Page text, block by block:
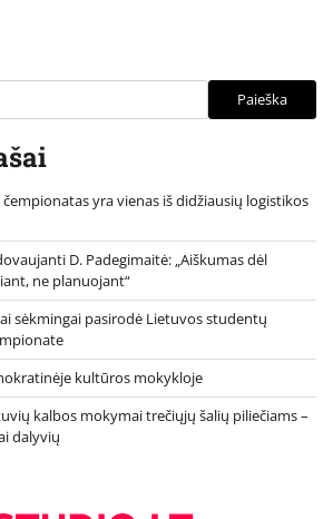
Paieška
yra vienas iš didžiausių logistikos
D. Padegimaitė: „Aiškumas dėl
ne planuojant“
sėkmingai pasirodė Lietuvos studentų
kultūros mokykloje
kalbos mokymai trečiųjų šalių piliečiams –
dalyvių